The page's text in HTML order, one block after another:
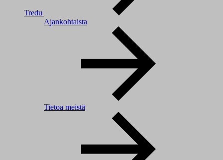
Tredu
Ajankohtaista
Tietoa meistä